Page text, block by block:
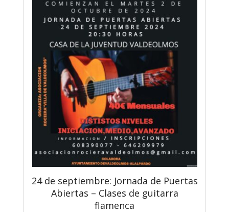
24 de septiembre: Jornada de Puertas
Abiertas – Clases de guitarra
flamenca